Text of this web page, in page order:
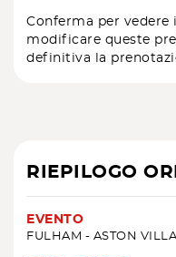
Conferma per vedere
modificare queste
definitiva la
RIEPILOGO
EVENTO
FULHAM - ASTON